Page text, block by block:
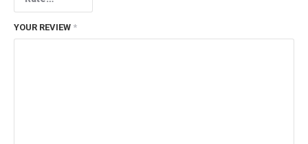
YOUR REVIEW *